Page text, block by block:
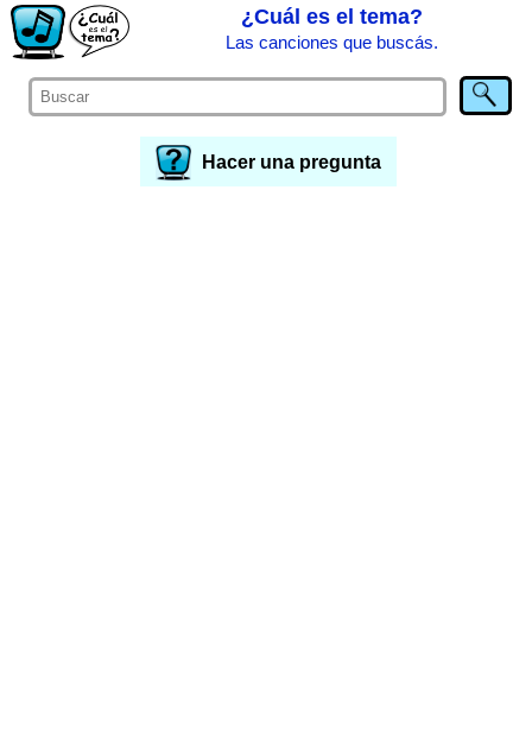
¿Cuál es el tema?
Las canciones que buscás.
Hacer una pregunta